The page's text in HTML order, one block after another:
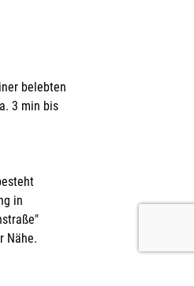
belebten
3 min bis
in
Nähe.